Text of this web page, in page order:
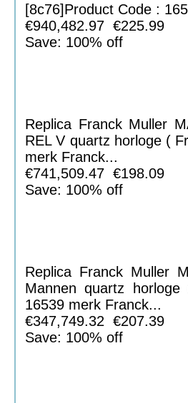
[8c76]Product Code :
€940,482.97 €225.99
Save: 100% off
Replica Franck Muller
REL V quartz horloge (
merk Franck...
€741,509.47 €198.09
Save: 100% off
Replica Franck Muller
Mannen quartz
16539 merk Franck...
€347,749.32 €207.39
Save: 100% off